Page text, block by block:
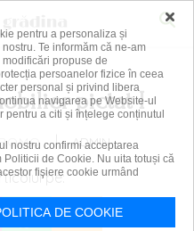
pictat I
| ADMIN
pe:
×
pentru a personaliza și
Te informăm că ne-am
propuse de
persoanelor fizice în ceea
personal și privind libera
navigarea pe Website-ul
a citi și înțelege conținutul
nostru confirmi acceptarea
de Cookie. Nu uita totuși că
fişiere cookie urmând
DE COOKIE